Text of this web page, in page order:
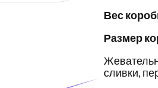
Вес
Размер
сливки,